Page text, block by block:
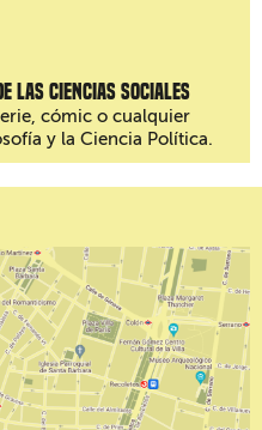
las ciencias sociales
cómic o cualquier
y la Ciencia Política.